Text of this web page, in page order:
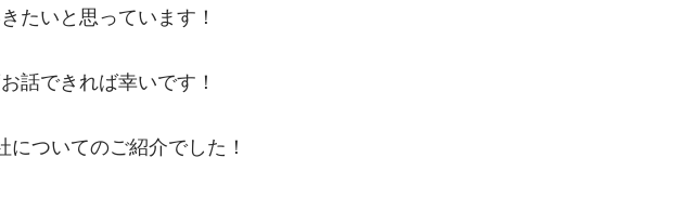
たいと思っています！
話できれば幸いです！
ついてのご紹介でした！